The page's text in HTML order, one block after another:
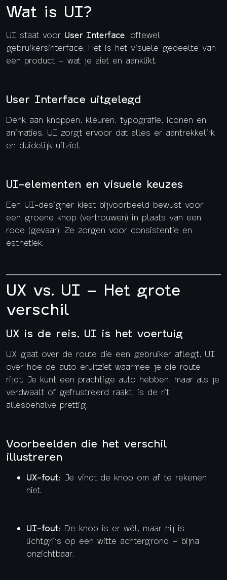
Wat is UI?
UI staat voor User Interface , oftewel
gebruikersinterface. Het is het visuele gedeelte van
een product – wat je ziet en aanklikt.
User Interface uitgelegd
Denk aan knoppen, kleuren, typografie, iconen en
animaties. UI zorgt ervoor dat alles er aantrekkelijk
en duidelijk uitziet.
UI-elementen en visuele keuzes
Een UI-designer kiest bijvoorbeeld bewust voor
een groene knop (vertrouwen) in plaats van een
rode (gevaar). Ze zorgen voor consistentie en
esthetiek.
UX vs. UI – Het grote
verschil
UX is de reis, UI is het voertuig
UX gaat over de route die een gebruiker aflegt, UI
over hoe de auto eruitziet waarmee je die route
rijdt. Je kunt een prachtige auto hebben, maar als je
verdwaalt of gefrustreerd raakt, is de rit
allesbehalve prettig.
Voorbeelden die het verschil
illustreren
UX-fout: Je vindt de knop om af te rekenen
niet.
UI-fout: De knop is er wél, maar hij is
lichtgrijs op een witte achtergrond – bijna
onzichtbaar.